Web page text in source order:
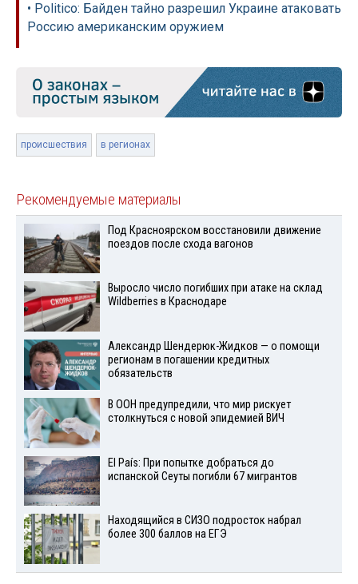
• Politico: Байден тайно разрешил Украине атаковать
Россию американским оружием
происшествия в регионах
Рекомендуемые материалы
Под Красноярском восстановили движение
поездов после схода вагонов
Выросло число погибших при атаке на склад
Wildberries в Краснодаре
Александр Шендерюк-Жидков — о помощи
регионам в погашении кредитных
обязательств
В ООН предупредили, что мир рискует
столкнуться с новой эпидемией ВИЧ
El País: При попытке добраться до
испанской Сеуты погибли 67 мигрантов
Находящийся в СИЗО подросток набрал
более 300 баллов на ЕГЭ